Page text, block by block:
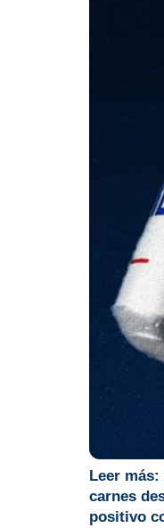
Leer más:
carnes
positivo